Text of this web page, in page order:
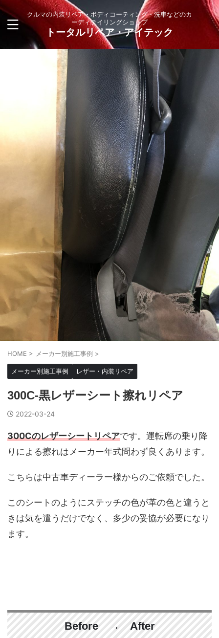
クルマの内装リペア・ボディコーティング・洗車などのカ
ーディテイリングショップ
トータルリペア・アイテック
HOME > メーカー別施工事例 >
メーカー別施工事例 レザー・内装リペア
300C-黒レザーシート擦れリペア
2022-03-24
300Cのレザーシートリペアです。運転席の乗り降
りによる擦れはメーカー年式問わず良くあります。
こちらは中古車ディーラー様からのご依頼でした。
このシートのようにステッチの色が革の色と違うと
きは気を遣うだけでなく、多少の妥協が必要になり
ます。
Before → After